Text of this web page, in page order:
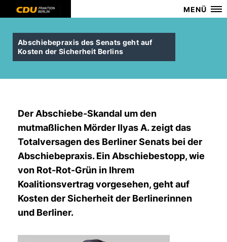
MENÜ
Abschiebepraxis des Senats geht auf
Kosten der Sicherheit Berlins
Der Abschiebe-Skandal um den
mutmaßlichen Mörder Ilyas A. zeigt das
Totalversagen des Berliner Senats bei der
Abschiebepraxis. Ein Abschiebestopp, wie
von Rot-Rot-Grün in Ihrem
Koalitionsvertrag vorgesehen, geht auf
Kosten der Sicherheit der Berlinerinnen
und Berliner.